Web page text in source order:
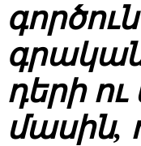
դերի
մասին,